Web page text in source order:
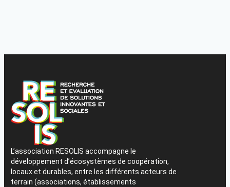
L’association RESOLIS accompagne le
développement d’écosystèmes de coopération,
locaux et durables, entre les différents acteurs de
terrain (associations, établissements